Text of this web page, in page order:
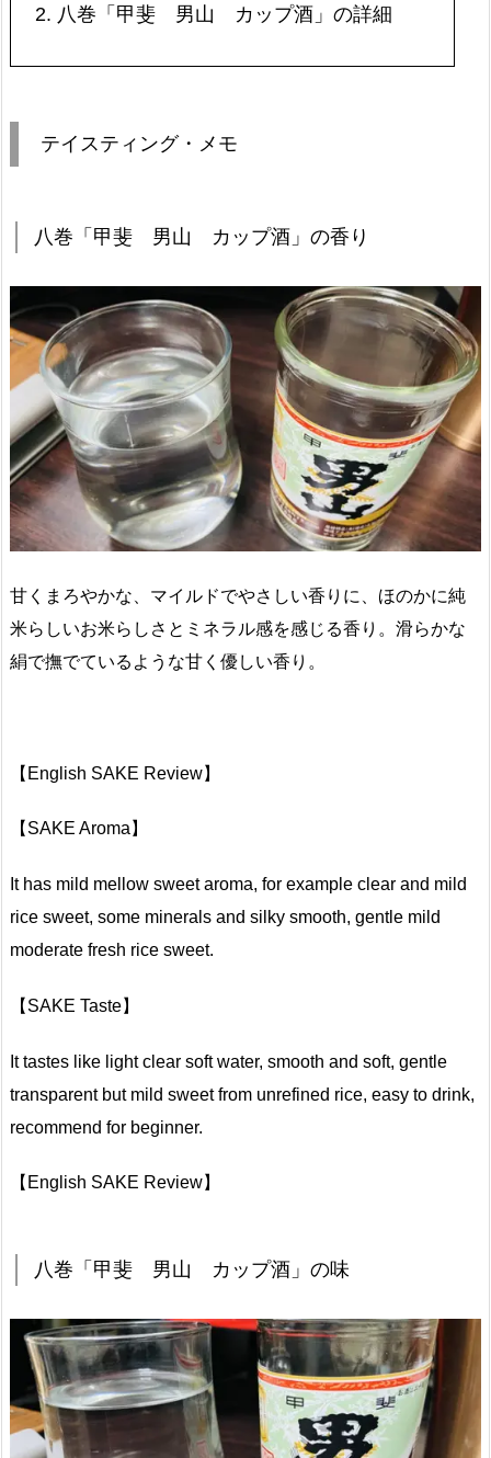
2. 八巻「甲斐 男山 カップ酒」の詳細
テイスティング・メモ
八巻「甲斐 男山 カップ酒」の香り
甘くまろやかな、マイルドでやさしい香りに、ほのかに純
米らしいお米らしさとミネラル感を感じる香り。滑らかな
絹で撫でているような甘く優しい香り。
【English SAKE Review】
【SAKE Aroma】
It has mild mellow sweet aroma, for example clear and mild
rice sweet, some minerals and silky smooth, gentle mild
moderate fresh rice sweet.
【SAKE Taste】
It tastes like light clear soft water, smooth and soft, gentle
transparent but mild sweet from unrefined rice, easy to drink,
recommend for beginner.
【English SAKE Review】
八巻「甲斐 男山 カップ酒」の味